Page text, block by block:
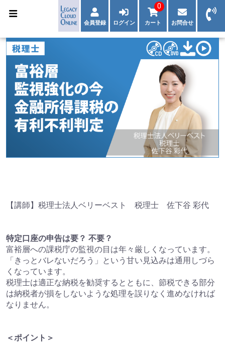
会員登録 ログイン カート
0
お問合せ
【講師】税理士法人ベリーベスト 税理士 佐下谷 彩代
特定口座の申告は要？ 不要？
富裕層への課税庁の監視の目は年々厳しくなっています。
「きっとバレないだろう」という甘い見込みは通用しづら
くなっています。
税理士は適正な納税を勧奨するとともに、節税できる部分
は納税者が損をしないような処理を誤りなく進めなければ
なりません。
＜ポイント＞